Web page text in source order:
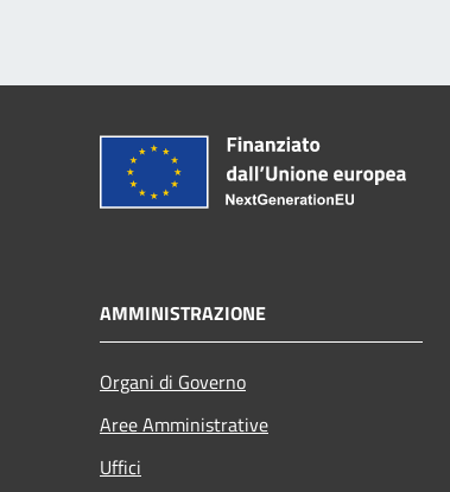
AMMINISTRAZIONE
Organi di Governo
Aree Amministrative
Uffici